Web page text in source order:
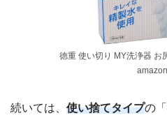
徳重 使い切り MY洗浄器 お
amazon
続いては、 使い捨てタイプの